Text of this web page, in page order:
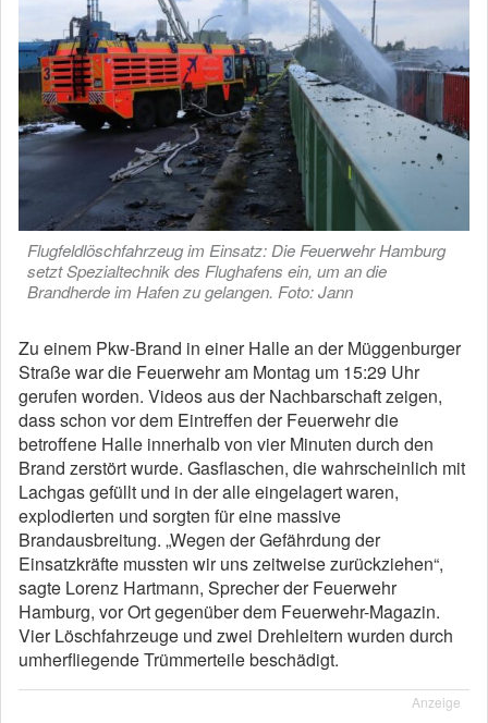
Flugfeldlöschfahrzeug im Einsatz: Die Feuerwehr Hamburg
setzt Spezialtechnik des Flughafens ein, um an die
Brandherde im Hafen zu gelangen. Foto: Jann
Zu einem Pkw-Brand in einer Halle an der Müggenburger
Straße war die Feuerwehr am Montag um 15:29 Uhr
gerufen worden. Videos aus der Nachbarschaft zeigen,
dass schon vor dem Eintreffen der Feuerwehr die
betroffene Halle innerhalb von vier Minuten durch den
Brand zerstört wurde. Gasflaschen, die wahrscheinlich mit
Lachgas gefüllt und in der alle eingelagert waren,
explodierten und sorgten für eine massive
Brandausbreitung. „Wegen der Gefährdung der
Einsatzkräfte mussten wir uns zeitweise zurückziehen“,
sagte Lorenz Hartmann, Sprecher der Feuerwehr
Hamburg, vor Ort gegenüber dem Feuerwehr-Magazin.
Vier Löschfahrzeuge und zwei Drehleitern wurden durch
umherfliegende Trümmerteile beschädigt.
Anzeige